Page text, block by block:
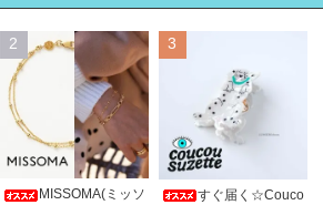
2
MISSOMA(ミッソ
3
すぐ届く☆Couco